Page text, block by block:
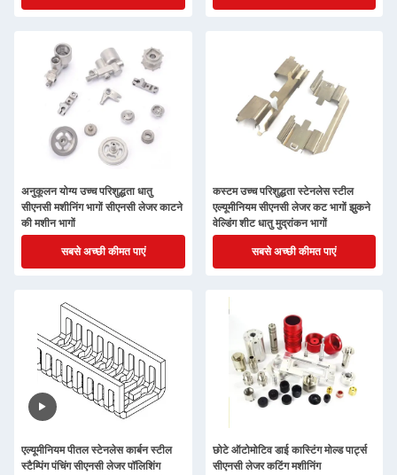
अनुकूलन योग्य उच्च परिशुद्धता धातु
सीएनसी मशीनिंग भागों सीएनसी लेजर काटने
की मशीन भागों
सबसे अच्छी कीमत पाएं
कस्टम उच्च परिशुद्धता स्टेनलेस स्टील
एल्यूमीनियम सीएनसी लेजर कट भागों झुकने
वेल्डिंग शीट धातु मुद्रांकन भागों
सबसे अच्छी कीमत पाएं
एल्यूमीनियम पीतल स्टेनलेस कार्बन स्टील
स्टैम्पिंग पंचिंग सीएनसी लेजर पॉलिशिंग
छोटे ऑटोमोटिव डाई कास्टिंग मोल्ड पार्ट्स
सीएनसी लेजर कटिंग मशीनिंग